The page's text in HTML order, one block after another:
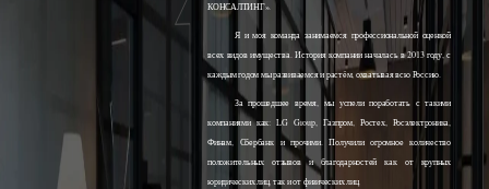
КОНСАЛТИНГ».
Я и моя команда занимаемся профессиональной оценкой
всех видов имущества. История компании началась в 2013 году, с
каждым годом мы развиваемся и растём, охватывая всю Россию.
За прошедшее время, мы успели поработать с такими
компаниями как: LG Group, Газпром, Ростех, Росэлектроника,
Финам, Сбербанк и прочими. Получили огромное количество
положительных отзывов и благодарностей как от крупных
юридических лиц, так и от физических лиц.